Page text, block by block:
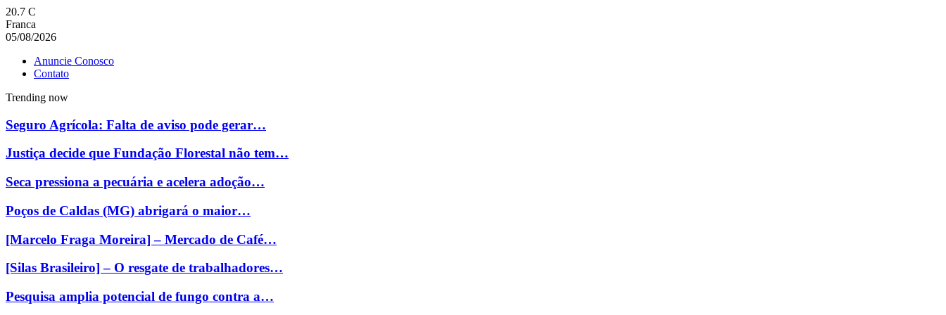
20.7 C
Franca
05/08/2026
Anuncie Conosco
Contato
Trending now
Seguro Agrícola: Falta de aviso pode gerar…
Justiça decide que Fundação Florestal não tem…
Seca pressiona a pecuária e acelera adoção…
Poços de Caldas (MG) abrigará o maior…
[Marcelo Fraga Moreira] – Mercado de Café…
[Silas Brasileiro] – O resgate de trabalhadores…
Pesquisa amplia potencial de fungo contra a…